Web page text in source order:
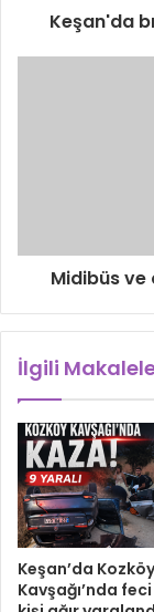
Keşan'da
Midibüs ve
İlgili
Keşan’da Kozköy
Kavşağı’nda